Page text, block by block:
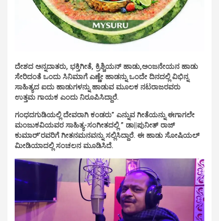
ದೇಶದ ಅನ್ನದಾತರು, ಭಕ್ತಿಗೀತೆ, ಕ್ರಿಶ್ಚಿಯನ್ ಹಾಡು,ಅಂಜನೇಯನ ಹಾಡು
ಸೇರಿದಂತೆ ಒಂದು ಸಿನಿಮಾಗೆ ಎಣ್ಣೇ ಹಾಡನ್ನು ಒಂದೇ ದಿನದಲ್ಲಿ ವಿಭಿನ್ನ
ಸಾಹಿತ್ಯದ ಐದು ಹಾಡುಗಳನ್ನು ಹಾಡುವ ಮೂಲಕ ನಟರಾಜರವರು
ಉತ್ತಮ ಗಾಯಕ ಎಂದು ನಿರೂಪಿಸಿದ್ದಾರೆ.
ಗಂಧದಗುಡಿಯಲ್ಲಿ ದೇವರಾಗಿ ಕಂಡರು” ಎನ್ನುವ ಗೀತೆಯನ್ನು ಈಗಾಗಲೇ
ಮಂಜುಕವಿಯವರ ಸಾಹಿತ್ಯ-ಸಂಗೀತದಲ್ಲಿ ” ಡಾ||ಪುನೀತ್ ರಾಜ್
ಕುಮಾರ್’ರವರಿಗೆ ಗೀತನಮನವನ್ನು ಸಲ್ಲಿಸಿದ್ದಾರೆ. ಈ ಹಾಡು ಸೋಷಿಯಲ್
ಮೀಡಿಯಾದಲ್ಲಿ ಸಂಚಲನ ಮೂಡಿಸಿದೆ.